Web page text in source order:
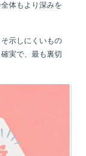
体もより深みを
示しにくいもの
実で、最も裏切